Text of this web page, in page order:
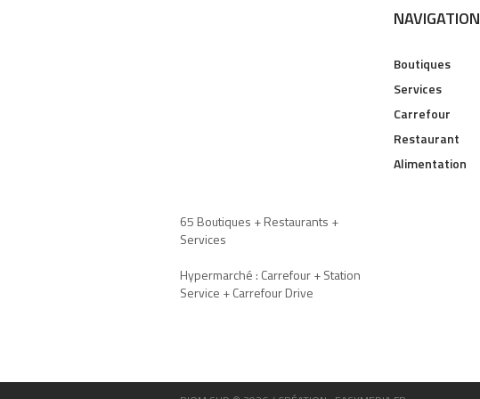
65 Boutiques + Restaurants +
Services
Hypermarché : Carrefour + Station
Service + Carrefour Drive
NAVIGATION
Boutiques
Services
Carrefour
Restaurant
Alimentation